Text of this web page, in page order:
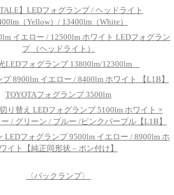
】LEDフォグランプ / ヘッドライト
（Yellow）/ 13400lm（White）
イエロー / 12500lm ホワイト LEDフォグラン
プ （ヘッドライト）
LEDフォグランプ 13800lm/12300lm
8900lm イエロー / 8400lm ホワイト 【L1B】
TOYOTAフォグランプ 3500lm
り替え LEDフォグランプ 5100lm ホワイト ×
/ グリーン / ブルー /ピンクパープル【L1B】
LEDフォグランプ 9500lm イエロー / 8900lm ホ
ワイト【純正同形状 – ポン付け】
〈バックランプ〉